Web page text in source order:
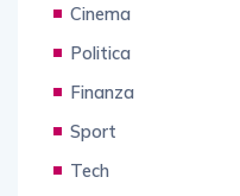
Cinema
Politica
Finanza
Sport
Tech